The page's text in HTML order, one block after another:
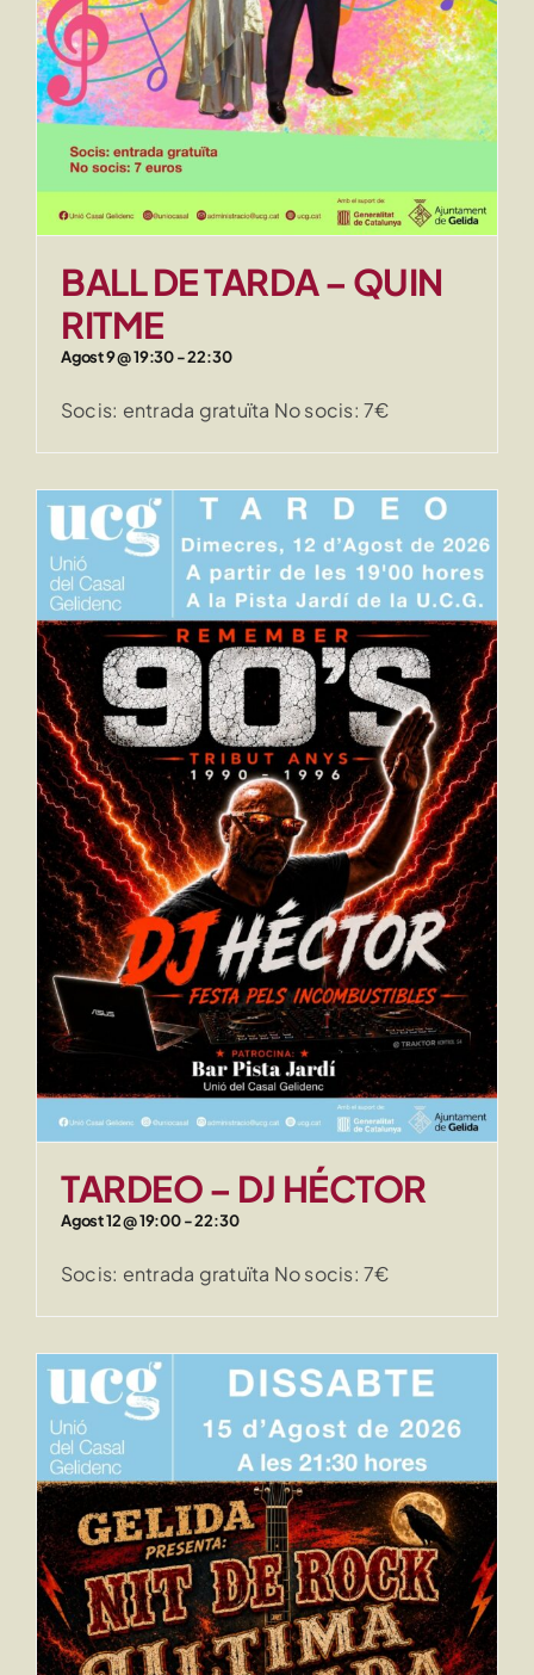
BALL DE TARDA – QUIN
RITME
Agost 9 @ 19:30-22:30
Socis: entrada gratuïta No socis: 7€
TARDEO – DJ HÉCTOR
Agost 12 @ 19:00-22:30
Socis: entrada gratuïta No socis: 7€